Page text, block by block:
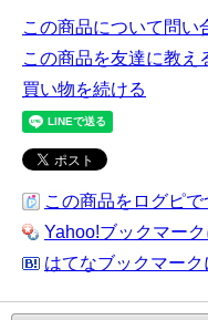
この商品について問い
この商品を友達に教え
買い物を続ける
この商品をログピで
Yahoo!ブックマー
はてなブックマーク